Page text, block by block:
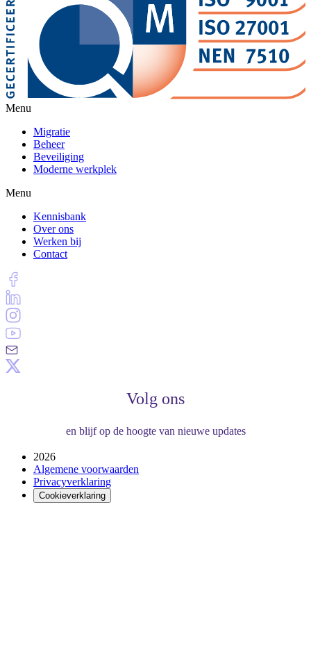
Menu
Migratie
Beheer
Beveiliging
Moderne werkplek
Menu
Kennisbank
Over ons
Werken bij
Contact
Volg ons
en blijf op de hoogte van nieuwe updates
2026
Algemene voorwaarden
Privacyverklaring
Cookieverklaring